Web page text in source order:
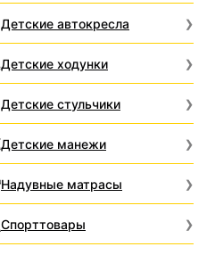
Детские автокресла
Детские ходунки
Детские стульчики
Детские манежи
Надувные матрасы
Спорттовары